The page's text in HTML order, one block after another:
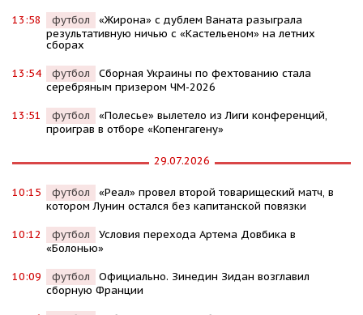
13:58 футбол
«Жирона» с дублем Ваната разыграла
результативную ничью с «Кастельеном» на летних
сборах
13:54 футбол
Сборная Украины по фехтованию стала
серебряным призером ЧМ-2026
13:51 футбол
«Полесье» вылетело из Лиги конференций,
проиграв в отборе «Копенгагену»
29.07.2026
10:15 футбол
«Реал» провел второй товарищеский матч, в
котором Лунин остался без капитанской повязки
10:12 футбол
Условия перехода Артема Довбика в
«Болонью»
10:09 футбол
Официально. Зинедин Зидан возглавил
сборную Франции